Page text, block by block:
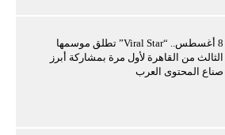
8 أغسطس.. “Viral Star” تطلق موسمها
الثالث من القاهرة لأول مرة بمشاركة أبرز
صناع المحتوى العرب